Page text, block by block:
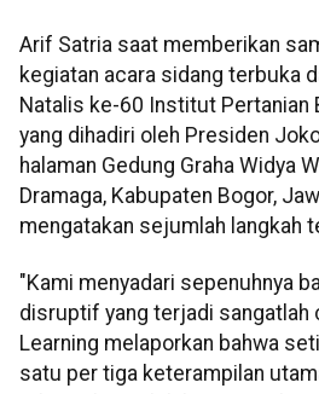
Arif Satria saat memberikan
kegiatan acara sidang terbuka
Natalis ke-60 Institut Pertanian
yang dihadiri oleh Presiden
halaman Gedung Graha Widya
Dramaga, Kabupaten Bogor,
mengatakan sejumlah langkah
"Kami menyadari sepenuhnya
disruptif yang terjadi sangatlah
Learning melaporkan bahwa
satu per tiga keterampilan